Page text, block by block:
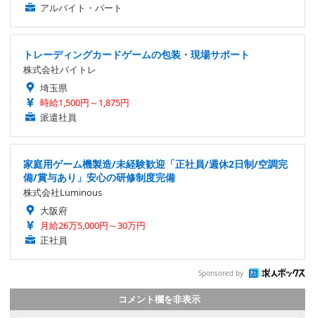
アルバイト・パート
トレーディングカードゲームの包装・現場サポート
株式会社バイトレ
埼玉県
時給1,500円～1,875円
派遣社員
家庭用ゲーム機製造/未経験歓迎「正社員/週休2日制/空調完
備/賞与あり」安心の研修制度完備
株式会社Luminous
大阪府
月給26万5,000円～30万円
正社員
Sponsored by
コメント欄を非表示